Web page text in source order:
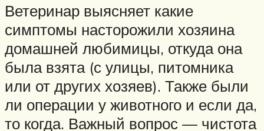
Ветеринар выясняет какие
симптомы насторожили хозяина
домашней любимицы, откуда она
была взята (с улицы, питомника
или от других хозяев). Также были
ли операции у животного и если да,
то когда. Важный вопрос — чистота